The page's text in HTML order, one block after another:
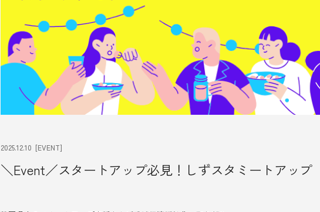
2025.12.10 [EVENT]
＼Event／スタートアップ必見！しずスタミートアッ